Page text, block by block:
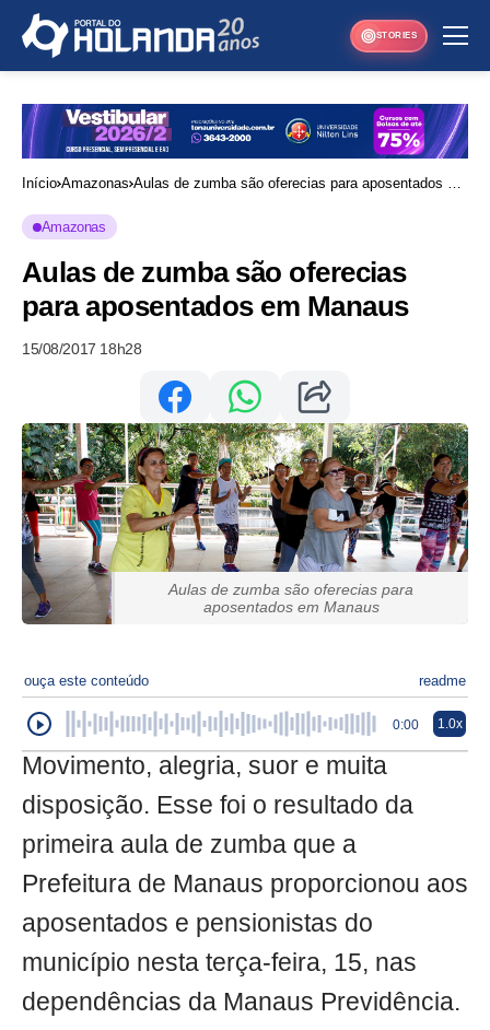
STORIES
Início Amazonas Aulas de zumba são oferecias para aposentados em
Amazonas
Aulas de zumba são oferecias
para aposentados em Manaus
15/08/2017 18h28
Aulas de zumba são oferecias para
aposentados em Manaus
ouça este conteúdo readme
0:00 1.0x
Movimento, alegria, suor e muita
disposição. Esse foi o resultado da
primeira aula de zumba que a
Prefeitura de Manaus proporcionou aos
aposentados e pensionistas do
município nesta terça-feira, 15, nas
dependências da Manaus Previdência.